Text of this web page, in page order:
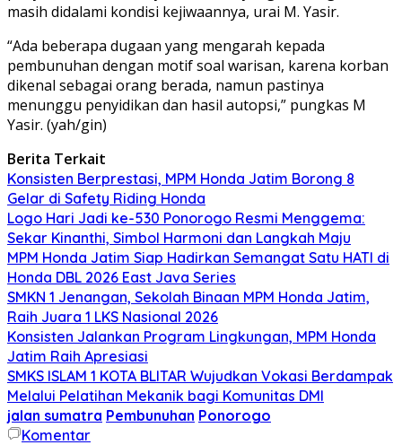
masih didalami kondisi kejiwaannya, urai M. Yasir.
“Ada beberapa dugaan yang mengarah kepada
pembunuhan dengan motif soal warisan, karena korban
dikenal sebagai orang berada, namun pastinya
menunggu penyidikan dan hasil autopsi,” pungkas M
Yasir. (yah/gin)
Berita Terkait
Konsisten Berprestasi, MPM Honda Jatim Borong 8
Gelar di Safety Riding Honda
Logo Hari Jadi ke-530 Ponorogo Resmi Menggema:
Sekar Kinanthi, Simbol Harmoni dan Langkah Maju
MPM Honda Jatim Siap Hadirkan Semangat Satu HATI di
Honda DBL 2026 East Java Series
SMKN 1 Jenangan, Sekolah Binaan MPM Honda Jatim,
Raih Juara 1 LKS Nasional 2026
Konsisten Jalankan Program Lingkungan, MPM Honda
Jatim Raih Apresiasi
SMKS ISLAM 1 KOTA BLITAR Wujudkan Vokasi Berdampak
Melalui Pelatihan Mekanik bagi Komunitas DMI
jalan sumatra Pembunuhan Ponorogo
Komentar